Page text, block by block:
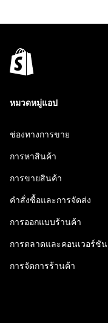
หมวดหมู่แอป
ช่องทางการขาย
การหาสินค้า
การขายสินค้า
คำสั่งซื้อและการจัดส่ง
การออกแบบร้านค้า
การตลาดและคอนเวอร์ชัน
การจัดการร้านค้า